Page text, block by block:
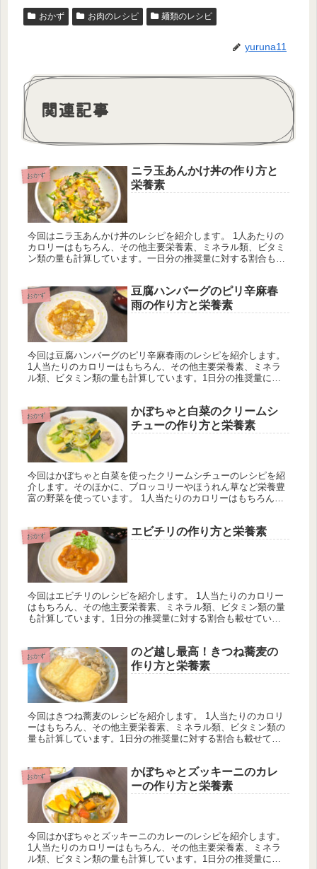
おかず お肉のレシピ 麺類のレシピ
yuruna11
関連記事
おかず
ニラ玉あんかけ丼の作り方と
栄養素
今回はニラ玉あんかけ丼のレシピを紹介します。 1人あたりの
カロリーはもちろん、その他主要栄養素、ミネラル類、ビタミ
ン類の量も計算しています。一日分の推奨量に対する割合も載
おかず
豆腐ハンバーグのピリ辛麻春
雨の作り方と栄養素
今回は豆腐ハンバーグのピリ辛麻春雨のレシピを紹介します。
1人当たりのカロリーはもちろん、その他主要栄養素、ミネラ
ル類、ビタミン類の量も計算しています。1日分の推奨量に対
おかず
かぼちゃと白菜のクリームシ
チューの作り方と栄養素
今回はかぼちゃと白菜を使ったクリームシチューのレシピを紹
介します。そのほかに、ブロッコリーやほうれん草など栄養豊
富の野菜を使っています。 1人当たりのカロリーはもちろん、
は人によって違うのでご参考程度に。
おかず エビチリの作り方と栄養素
今回はエビチリのレシピを紹介します。 1人当たりのカロリー
はもちろん、その他主要栄養素、ミネラル類、ビタミン類の量
も計算しています。1日分の推奨量に対する割合も載せていま
おかず
のど越し最高！きつね蕎麦の
作り方と栄養素
今回はきつね蕎麦のレシピを紹介します。 1人当たりのカロリ
ーはもちろん、その他主要栄養素、ミネラル類、ビタミン類の
量も計算しています。1日分の推奨量に対する割合も載せてい
おかず
かぼちゃとズッキーニのカレ
ーの作り方と栄養素
今回はかぼちゃとズッキーニのカレーのレシピを紹介します。
1人当たりのカロリーはもちろん、その他主要栄養素、ミネラ
ル類、ビタミン類の量も計算しています。1日分の推奨量に対